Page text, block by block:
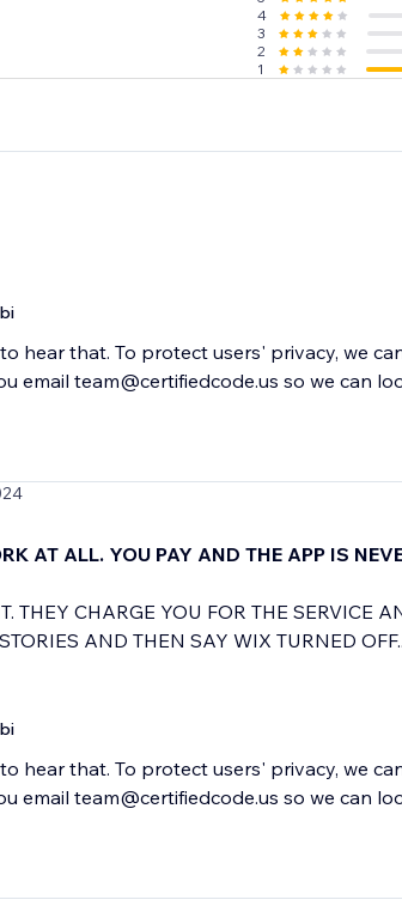
4
3
2
1
hear that. To protect users' privacy, we
email team@certifiedcode.us so we can
AT ALL. YOU PAY AND THE APP IS
THEY CHARGE YOU FOR THE SERVICE
AND THEN SAY WIX TURNED
hear that. To protect users' privacy, we